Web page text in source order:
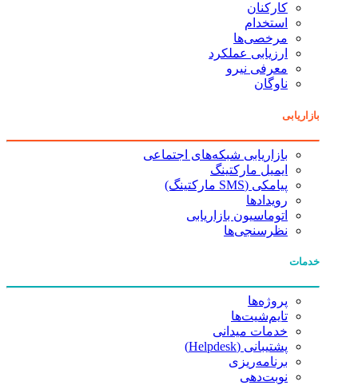
کارکنان
استخدام
مرخصی‌ها
ارزیابی عملکرد
معرفی نیرو
ناوگان
بازاریابی
بازاریابی شبکه‌های اجتماعی
ایمیل مارکتینگ
پیامکی (SMS مارکتینگ)
رویدادها
اتوماسیون بازاریابی
نظرسنجی‌ها
خدمات
پروژه‌ها
تایم‌شیت‌ها
خدمات میدانی
پشتیبانی (Helpdesk)
برنامه‌ریزی
نوبت‌دهی